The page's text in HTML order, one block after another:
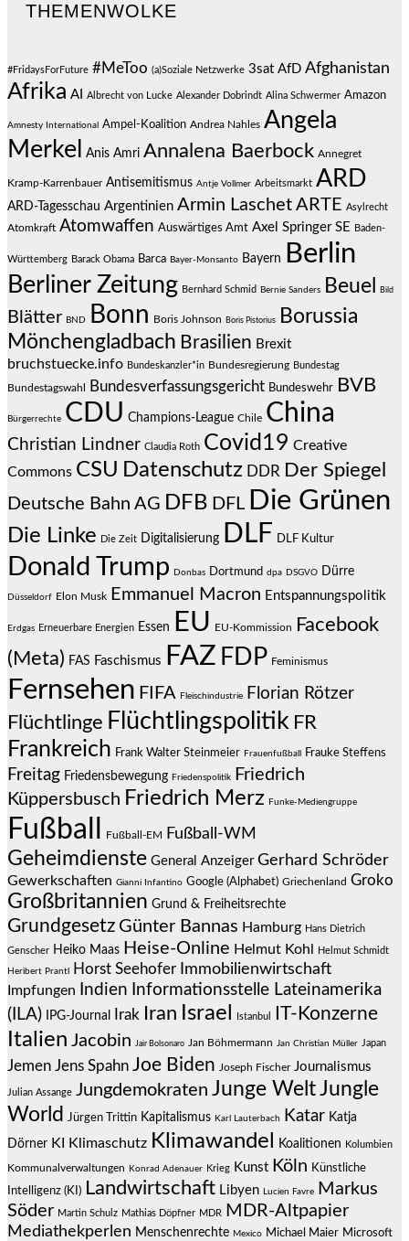
THEMENWOLKE
#FridaysForFuture #MeToo (a)Soziale Netzwerke 3sat AfD Afghanistan
Afrika AI Albrecht von Lucke Alexander Dobrindt Alina Schwermer Amazon
Amnesty International Ampel-Koalition Andrea Nahles Angela
Merkel
Anis Amri Annalena Baerbock Annegret
Kramp-Karrenbauer Antisemitismus Antje Vollmer Arbeitsmarkt ARD
ARD-Tagesschau Argentinien Armin Laschet ARTE Asylrecht
Atomkraft Atomwaffen Auswärtiges Amt Axel Springer SE Baden-
Württemberg Barack Obama Barca Bayer-Monsanto Bayern Berlin
Berliner Zeitung Bernhard Schmid Bernie Sanders Beuel Bild
Blätter BND Bonn Boris Johnson Boris Pistorius
Borussia
Mönchengladbach Brasilien Brexit
bruchstuecke.info Bundeskanzler*in Bundesregierung Bundestag
Bundestagswahl Bundesverfassungsgericht Bundeswehr BVB
Bürgerrechte CDU Champions-League Chile China
Christian Lindner Claudia Roth Covid19 Creative
Commons CSU Datenschutz DDR Der Spiegel
Deutsche Bahn AG DFB DFL Die Grünen
Die Linke Die Zeit Digitalisierung DLF DLF Kultur
Donald Trump Donbas Dortmund dpa DSGVO Dürre
Düsseldorf Elon Musk Emmanuel Macron Entspannungspolitik
Erdgas Erneuerbare Energien Essen EU EU-Kommission
Facebook
(Meta) FAS Faschismus FAZ FDP Feminismus
Fernsehen FIFA Fleischindustrie Florian Rötzer
Flüchtlinge Flüchtlingspolitik FR
Frankreich Frank Walter Steinmeier Frauenfußball Frauke Steffens
Freitag Friedensbewegung Friedenspolitik
Friedrich
Küppersbusch Friedrich Merz Funke-Mediengruppe
Fußball Fußball-EM Fußball-WM
Geheimdienste General Anzeiger Gerhard Schröder
Gewerkschaften Gianni Infantino Google (Alphabet) Griechenland Groko
Großbritannien Grund & Freiheitsrechte
Grundgesetz Günter Bannas Hamburg Hans Dietrich
Genscher Heiko Maas Heise-Online Helmut Kohl Helmut Schmidt
Heribert Prantl Horst Seehofer Immobilienwirtschaft
Impfungen Indien Informationsstelle Lateinamerika
(ILA)
IPG-Journal Irak Iran Israel Istanbul IT-Konzerne
Italien Jacobin Jair Bolsonaro Jan Böhmermann Jan Christian Müller Japan
Jemen Jens Spahn Joe Biden Joseph Fischer Journalismus
Julian Assange Jungdemokraten Junge WeltJungle
World Jürgen Trittin Kapitalismus Karl Lauterbach Katar Katja
Dörner KI Klimaschutz Klimawandel Koalitionen Kolumbien
Kommunalverwaltungen Konrad Adenauer Krieg Kunst Köln Künstliche
Intelligenz (KI) Landwirtschaft Libyen Lucien Favre
Markus
Söder Martin Schulz Mathias Döpfner MDR MDR-Altpapier
Mediathekperlen Menschenrechte Mexico Michael Maier Microsoft